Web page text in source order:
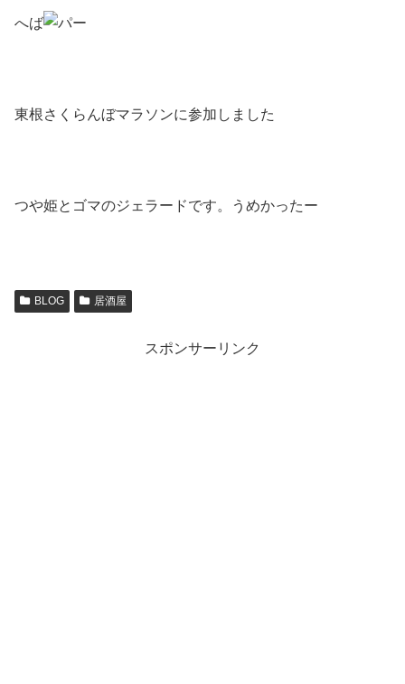
へば
東根さくらんぼマラソンに参加しました
つや姫とゴマのジェラードです。うめかったー
BLOG 居酒屋
スポンサーリンク